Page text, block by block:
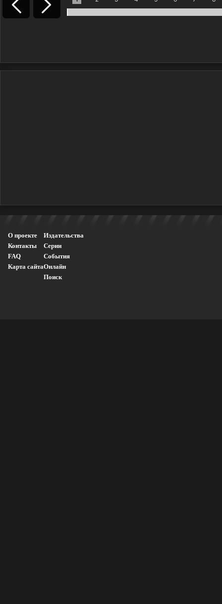
О проекте
Контакты
FAQ
Карта сайта
Издательства
Серии
События
Онлайн
Поиск